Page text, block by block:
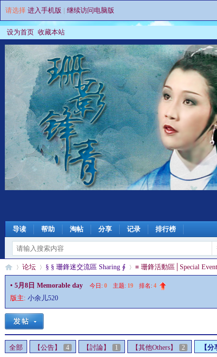
请选择 进入手机版 继续访问电脑版
设为首页 收藏本站
导读 帮助 淘帖 分享 记录 排行榜
§ »
论坛
›
§ § 珊鋒迷交流區 Sharing ∮
›
≡ 珊鋒活動區│Special
• 5月8日 Memorable day 今日: 0 主题: 19 排名: 4
版主: 小余儿520
全部 【公告】 4 【討論】 1 【其他Others】 2 【